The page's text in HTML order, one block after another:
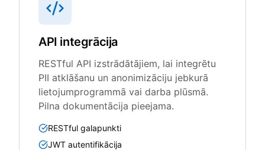
API integrācija
RESTful API izstrādātājiem, lai integrētu
PII atklāšanu un anonimizāciju jebkurā
lietojumprogrammā vai darba plūsmā.
Pilna dokumentācija pieejama.
RESTful galapunkti
JWT autentifikācija